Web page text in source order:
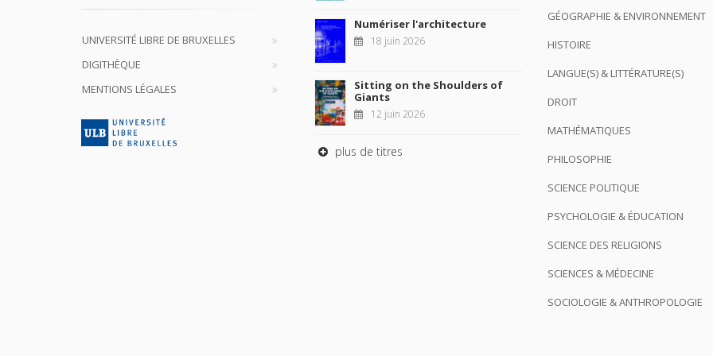
UNIVERSITÉ LIBRE DE BRUXELLES
DIGITHÈQUE
MENTIONS LÉGALES
Numériser l'architecture
18 juin 2026
Sitting on the Shoulders of
Giants
12 juin 2026
plus de titres
GÉOGRAPHIE & ENVIRONNEMENT
HISTOIRE
LANGUE(S) & LITTÉRATURE(S)
DROIT
MATHÉMATIQUES
PHILOSOPHIE
SCIENCE POLITIQUE
PSYCHOLOGIE & ÉDUCATION
SCIENCE DES RELIGIONS
SCIENCES & MÉDECINE
SOCIOLOGIE & ANTHROPOLOGIE